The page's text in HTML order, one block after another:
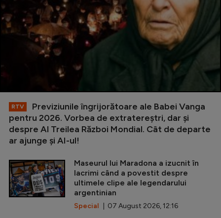
RTV
Previziunile îngrijorătoare ale Babei Vanga
pentru 2026. Vorbea de extratereștri, dar și
despre Al Treilea Război Mondial. Cât de departe
ar ajunge și AI-ul!
Maseurul lui Maradona a izucnit în
lacrimi când a povestit despre
ultimele clipe ale legendarului
argentinian
Special | 07 August 2026, 12:16